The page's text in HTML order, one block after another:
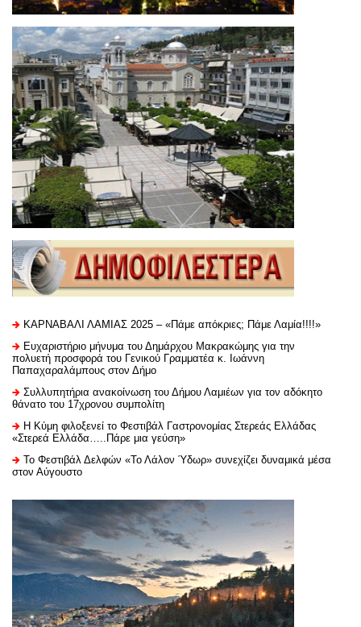
ΚΑΡΝΑΒΑΛΙ ΛΑΜΙΑΣ 2025 – «Πάμε απόκριες; Πάμε Λαμία!!!!»
Ευχαριστήριo μήνυμα του Δημάρχου Μακρακώμης για την
πολυετή προσφορά του Γενικού Γραμματέα κ. Ιωάννη
Παπαχαραλάμπους στον Δήμο
Συλλυπητήρια ανακοίνωση του Δήμου Λαμιέων για τον αδόκητο
θάνατο του 17χρονου συμπολίτη
Η Κύμη φιλοξενεί το Φεστιβάλ Γαστρονομίας Στερεάς Ελλάδας
«Στερεά Ελλάδα…..Πάρε μια γεύση»
Το Φεστιβάλ Δελφών «Το Λάλον Ύδωρ» συνεχίζει δυναμικά μέσα
στον Αύγουστο